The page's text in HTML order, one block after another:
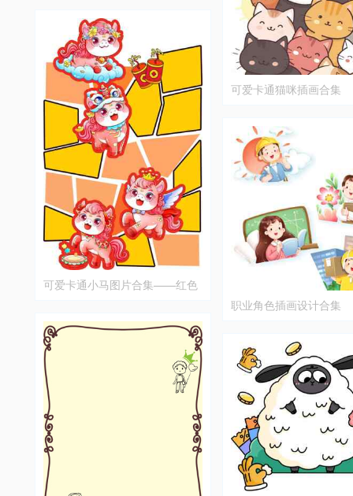
可爱卡通小马图片合集——红色
可爱卡通猫咪插画合集
职业角色插画设计合集